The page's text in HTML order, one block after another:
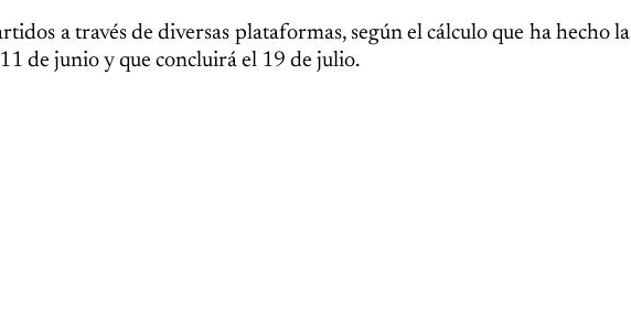
a través de diversas plataformas, según el cálculo que ha hecho la
de junio y que concluirá el 19 de julio.